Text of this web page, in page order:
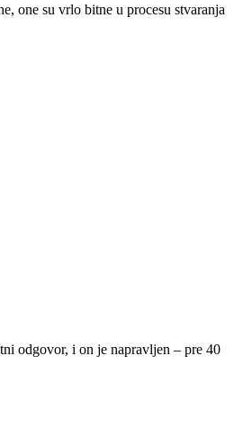
one su vrlo bitne u procesu stvaranja
odgovor, i on je napravljen – pre 40